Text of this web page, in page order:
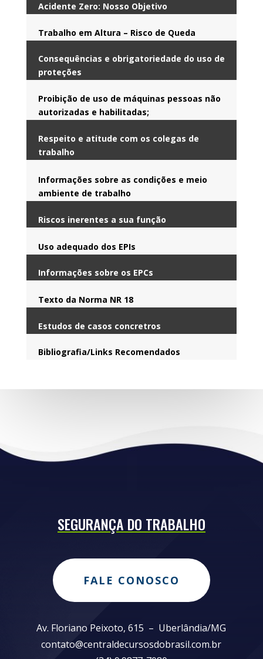
Acidente Zero: Nosso Objetivo
Trabalho em Altura – Risco de Queda
Consequências e obrigatoriedade do uso de
proteções
Proibição de uso de máquinas pessoas não
autorizadas e habilitadas;
Respeito e atitude com os colegas de
trabalho
Informações sobre as condições e meio
ambiente de trabalho
Riscos inerentes a sua função
Uso adequado dos EPIs
Informações sobre os EPCs
Texto da Norma NR 18
Estudos de casos concretros
Bibliografia/Links Recomendados
SEGURANÇA DO TRABALHO
FALE CONOSCO
Av. Floriano Peixoto, 615 – Uberlândia/MG
contato@centraldecursosdobrasil.com.br